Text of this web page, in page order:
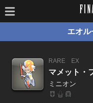
エオ
RARE
EX
マメット・
ミニオン